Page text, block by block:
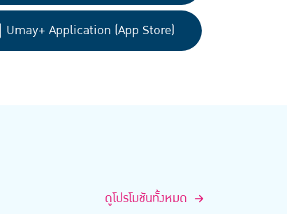
Umay+ Application (App Store)
ดูโปรโมชันทั้งหมด